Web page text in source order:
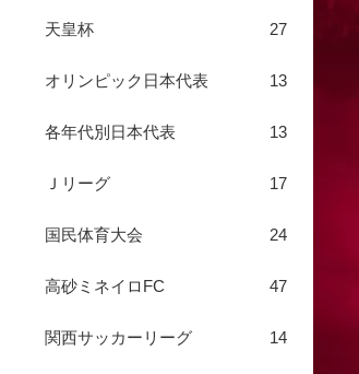
天皇杯 27
オリンピック日本代表 13
各年代別日本代表 13
Ｊリーグ 17
国民体育大会 24
高砂ミネイロFC 47
関西サッカーリーグ 14